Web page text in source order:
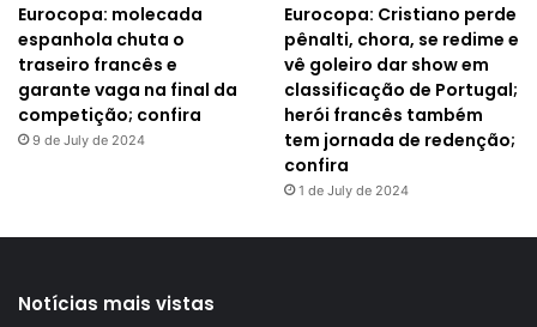
Eurocopa: molecada
espanhola chuta o
traseiro francês e
garante vaga na final da
competição; confira
9 de July de 2024
Eurocopa: Cristiano perde
pênalti, chora, se redime e
vê goleiro dar show em
classificação de Portugal;
herói francês também
tem jornada de redenção;
confira
1 de July de 2024
Notícias mais vistas